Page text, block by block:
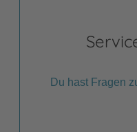
Du hast Fragen